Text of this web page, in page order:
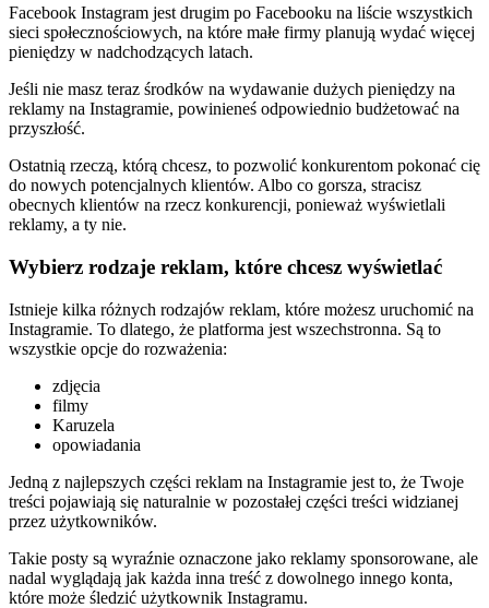
Facebook Instagram jest drugim po Facebooku na liście wszystkich
sieci społecznościowych, na które małe firmy planują wydać więcej
pieniędzy w nadchodzących latach.
Jeśli nie masz teraz środków na wydawanie dużych pieniędzy na
reklamy na Instagramie, powinieneś odpowiednio budżetować na
przyszłość.
Ostatnią rzeczą, którą chcesz, to pozwolić konkurentom pokonać cię
do nowych potencjalnych klientów. Albo co gorsza, stracisz
obecnych klientów na rzecz konkurencji, ponieważ wyświetlali
reklamy, a ty nie.
Wybierz rodzaje reklam, które chcesz wyświetlać
Istnieje kilka różnych rodzajów reklam, które możesz uruchomić na
Instagramie. To dlatego, że platforma jest wszechstronna. Są to
wszystkie opcje do rozważenia:
zdjęcia
filmy
Karuzela
opowiadania
Jedną z najlepszych części reklam na Instagramie jest to, że Twoje
treści pojawiają się naturalnie w pozostałej części treści widzianej
przez użytkowników.
Takie posty są wyraźnie oznaczone jako reklamy sponsorowane, ale
nadal wyglądają jak każda inna treść z dowolnego innego konta,
które może śledzić użytkownik Instagramu.